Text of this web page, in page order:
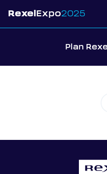
Rexel Expo2025
Plan